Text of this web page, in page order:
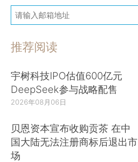
推荐阅读
宇树科技IPO估值600亿元
DeepSeek参与战略配售
2026年08月06日
贝恩资本宣布收购贡茶 在中
国大陆无法注册商标后退出市
场